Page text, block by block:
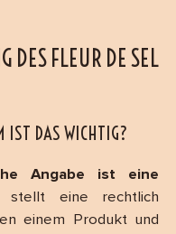
FLEUR DE SEL
IST DAS WICHTIG?
Angabe ist eine
eine rechtlich
einem Produkt und